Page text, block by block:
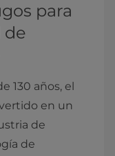
para
de
130 años, el
en un
de
de